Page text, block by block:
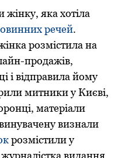
яка хотіла
речей.
розмістила на
продажів,
і відправила йому
митники у Києві,
матеріали
визнали
розмістили у
видання